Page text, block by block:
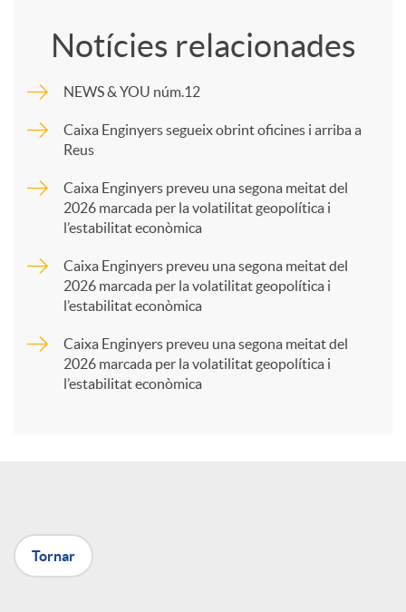
p
a
X
Notícies relacionades
NEWS & YOU núm.12
Caixa Enginyers segueix obrint oficines i arriba a
Reus
Caixa Enginyers preveu una segona meitat del
2026 marcada per la volatilitat geopolítica i
l’estabilitat econòmica
Caixa Enginyers preveu una segona meitat del
2026 marcada per la volatilitat geopolítica i
l’estabilitat econòmica
Caixa Enginyers preveu una segona meitat del
2026 marcada per la volatilitat geopolítica i
l’estabilitat econòmica
Tornar